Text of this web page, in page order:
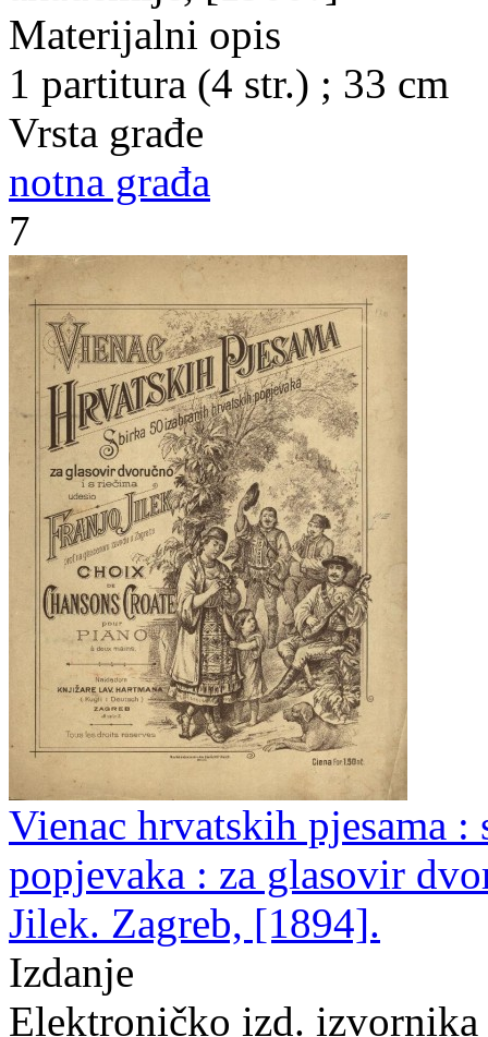
Materijalni opis
1 partitura (4 str.) ; 33 cm
Vrsta građe
notna građa
7
Vienac hrvatskih pjesama
popjevaka : za glasovir
Jilek. Zagreb, [1894].
Izdanje
Elektroničko izd.